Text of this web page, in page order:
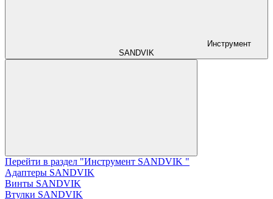
Инструмент
SANDVIK
Перейти в раздел "Инструмент SANDVIK "
Адаптеры SANDVIK
Винты SANDVIK
Втулки SANDVIK